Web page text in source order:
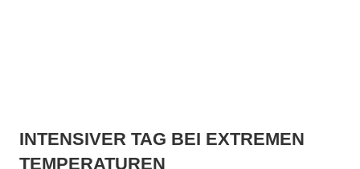
INTENSIVER TAG BEI EXTREMEN
TEMPERATUREN